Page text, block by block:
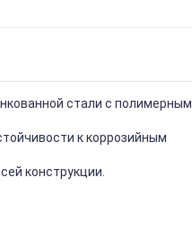
стали с полимерным
к коррозийным
конструкции.